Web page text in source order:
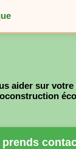
aider sur